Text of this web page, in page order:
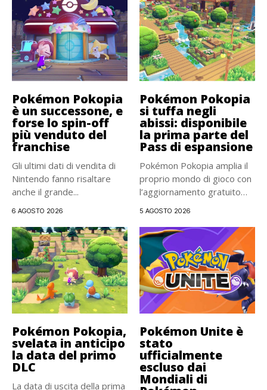
Pokémon Pokopia
è un successone, e
forse lo spin-off
più venduto del
franchise
Gli ultimi dati di vendita di
Nintendo fanno risaltare
anche il grande...
6 AGOSTO 2026
Pokémon Pokopia
si tuffa negli
abissi: disponibile
la prima parte del
Pass di espansione
Pokémon Pokopia amplia il
proprio mondo di gioco con
l’aggiornamento gratuito
5 AGOSTO 2026
Pokémon Pokopia,
svelata in anticipo
la data del primo
DLC
La data di uscita della prima
Pokémon Unite è
stato
ufficialmente
escluso dai
Mondiali di